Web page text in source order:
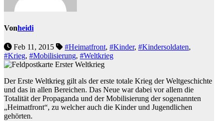
Vonheidi
Feb 11, 2015 #Heimatfront, #Kinder, #Kindersoldaten,
#Krieg, #Mobilisierung, #Weltkrieg
Der Erste Weltkrieg gilt als der erste totale Krieg der Weltgeschichte
und das in allen Bereichen. Das Neue war dabei vor allem die
Totalität der Propaganda und der Mobilisierung der sogenannten
„Heimatfront“, zu welcher auch die Kinder und Jugendlichen
gehörten.